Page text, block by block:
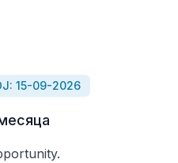
15-09-2026